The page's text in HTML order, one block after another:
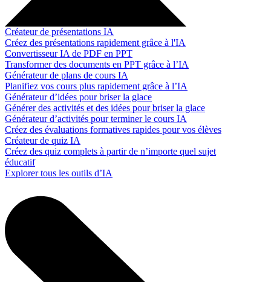
Créateur de présentations IA
Créez des présentations rapidement grâce à l'IA
Convertisseur IA de PDF en PPT
Transformer des documents en PPT grâce à l’IA
Générateur de plans de cours IA
Planifiez vos cours plus rapidement grâce à l’IA
Générateur d’idées pour briser la glace
Générer des activités et des idées pour briser la glace
Générateur d’activités pour terminer le cours IA
Créez des évaluations formatives rapides pour vos élèves
Créateur de quiz IA
Créez des quiz complets à partir de n’importe quel sujet
éducatif
Explorer tous les outils d’IA